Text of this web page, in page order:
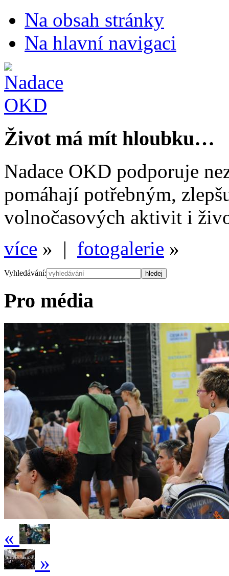
Na obsah stránky
Na hlavní navigaci
Život má mít hloubku…
Nadace OKD podporuje
pomáhají potřebným,
volnočasových aktivit i
více » | fotogalerie »
Vyhledávání:
Pro média
«
»